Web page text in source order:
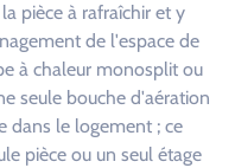
pièce à rafraîchir et y
de l'espace de
à chaleur monosplit ou
seule bouche d'aération
dans le logement ; ce
pièce ou un seul étage